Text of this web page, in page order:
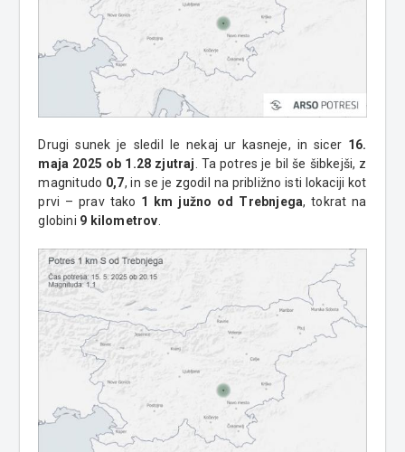
Drugi sunek je sledil le nekaj ur kasneje, in sicer 16.
maja 2025 ob 1.28 zjutraj . Ta potres je bil še šibkejši, z
magnitudo 0,7, in se je zgodil na približno isti lokaciji kot
prvi – prav tako 1 km južno od Trebnjega, tokrat na
globini 9 kilometrov